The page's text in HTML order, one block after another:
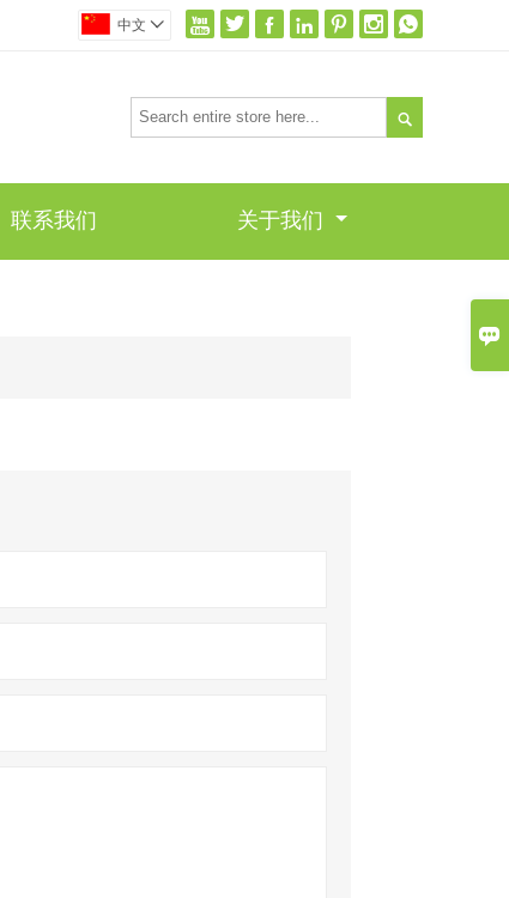

      
中文 

联系我们 关于我们